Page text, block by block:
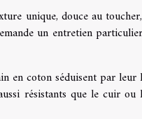
unique, douce au
un entretien
en coton séduisent par
résistants que le cuir